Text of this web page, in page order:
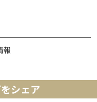
報
シェア